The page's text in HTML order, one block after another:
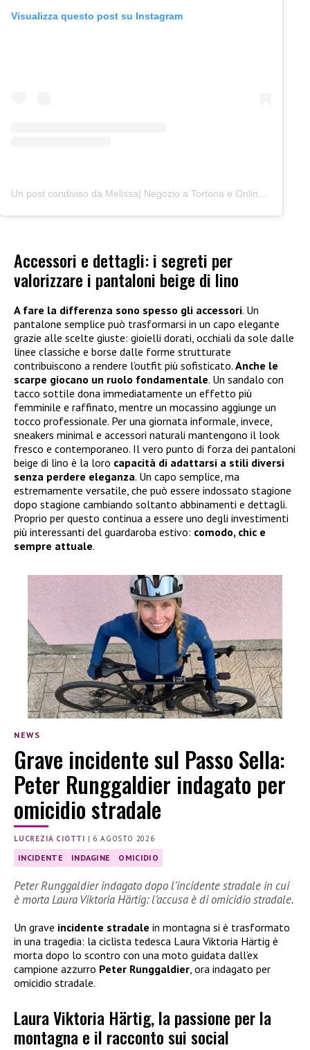
Visualizza questo post su Instagram
Accessori e dettagli: i segreti per
valorizzare i pantaloni beige di lino
A fare la differenza sono spesso gli accessori. Un
pantalone semplice può trasformarsi in un capo elegante
grazie alle scelte giuste: gioielli dorati, occhiali da sole dalle
linee classiche e borse dalle forme strutturate
contribuiscono a rendere l’outfit più sofisticato. Anche le
scarpe giocano un ruolo fondamentale. Un sandalo con
tacco sottile dona immediatamente un effetto più
femminile e raffinato, mentre un mocassino aggiunge un
tocco professionale. Per una giornata informale, invece,
sneakers minimal e accessori naturali mantengono il look
fresco e contemporaneo. Il vero punto di forza dei pantaloni
beige di lino è la loro capacità di adattarsi a stili diversi
senza perdere eleganza. Un capo semplice, ma
estremamente versatile, che può essere indossato stagione
dopo stagione cambiando soltanto abbinamenti e dettagli.
Proprio per questo continua a essere uno degli investimenti
più interessanti del guardaroba estivo: comodo, chic e
sempre attuale.
NEWS
Grave incidente sul Passo Sella:
Peter Runggaldier indagato per
omicidio stradale
LUCREZIA CIOTTI | 6 AGOSTO 2026
INCIDENTE INDAGINE OMICIDIO
Peter Runggaldier indagato dopo l’incidente stradale in cui
è morta Laura Viktoria Härtig: l’accusa è di omicidio stradale.
Un grave incidente stradale in montagna si è trasformato
in una tragedia: la ciclista tedesca Laura Viktoria Härtig è
morta dopo lo scontro con una moto guidata dall’ex
campione azzurro Peter Runggaldier , ora indagato per
omicidio stradale.
Laura Viktoria Härtig, la passione per la
montagna e il racconto sui social